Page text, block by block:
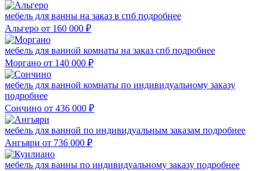
мебель для ванны на заказ в спб подробнее
Альгеро от 160 000 ₽
мебель для ванной комнаты на заказ спб подробнее
Моргано от 140 000 ₽
мебель для ванной комнаты по индивидуальному заказу
подробнее
Сончино от 436 000 ₽
мебель для ванной по индивидуальным заказам подробнее
Ангьяри от 736 000 ₽
мебель для ванны по индивидуальному заказу подробнее